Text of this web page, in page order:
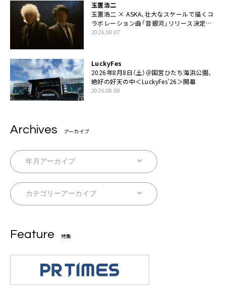
玉置浩二
玉置浩二 × ASKA、壮大なスケールで描くコ
ラボレーション曲「音銀河」リリース決定。
カップリングには新曲「命の宿り」収録も
2026.08.07
LuckyFes
2026年8月8日（土）＠国営ひたち海浜公園、
絶好の好天の中＜LuckyFes’26＞開幕
2026.08.08
Archives アーカイブ
Feature 特集